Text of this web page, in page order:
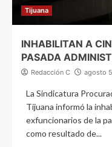
Tijuana
INHABILITAN A
PASADA
Redacción C agosto
La Sindicatura
Tijuana informó la
exfuncionarios de la
como resultado de...